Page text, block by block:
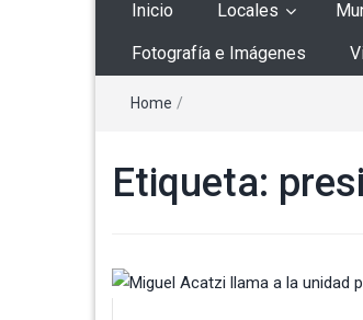
Inicio Locales
Fotografía e Imágenes
Home /
Etiqueta: